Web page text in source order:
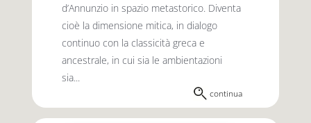
d’Annunzio in spazio metastorico. Diventa
cioè la dimensione mitica, in dialogo
continuo con la classicità greca e
ancestrale, in cui sia le ambientazioni
sia...
continua